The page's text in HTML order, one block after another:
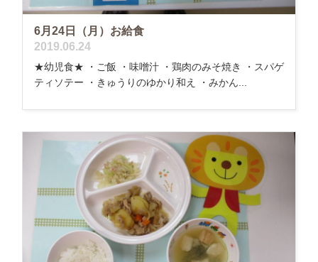
6月24日（月）お給食
2019.06.24
★幼児食★ ・ご飯 ・味噌汁 ・鶏肉のみそ焼き ・スパゲ
ティソテー ・きゅうりのゆかり和え ・みかん...